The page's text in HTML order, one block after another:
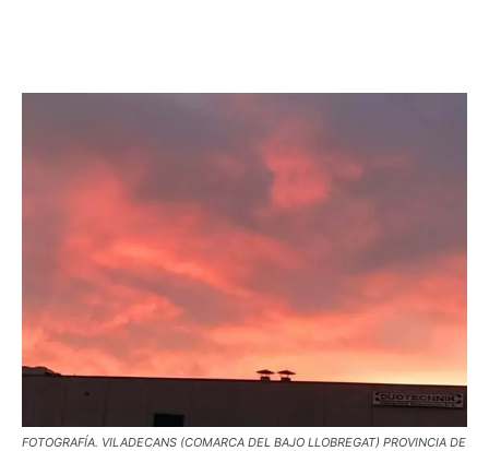
FOTOGRAFÍA. VILADECANS (COMARCA DEL BAJO LLOBREGAT) PROVINCIA DE